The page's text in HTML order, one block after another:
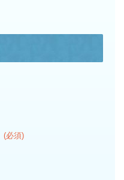
(必須)